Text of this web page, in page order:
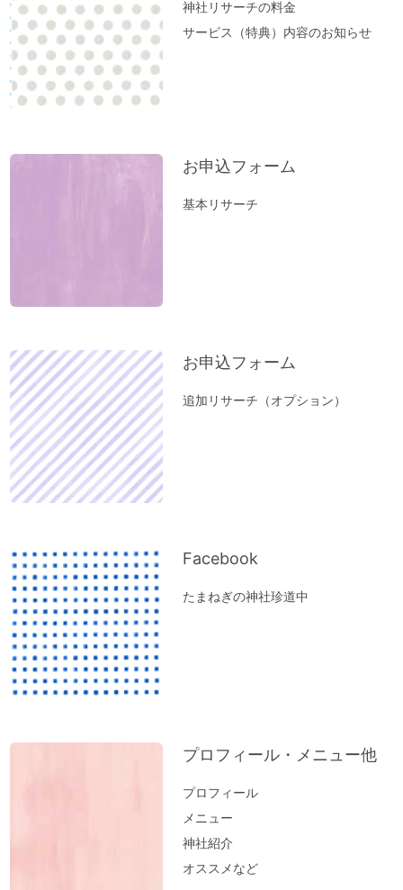
も祈願した「方違神社」＠大阪
方位除けへ行ってきました（１）方位取り
の時間がない方に。
家族のモメ事は、しあわせのチャンス。
お薬出しすぎニッポン。全部やめたら元気
立春前に「断捨離」を。
新年おめでとうございます：2023年開運
オルゴール療法の音
「初詣」もいいけれど、年内に参拝するの
が吉。「年末詣」「大祓（おおはらえ）」
のススメ。
お寺を浄化する「お寺ヒーリング」はじめ
ました。
体調の悪い方にオススメ「オルゴール療法
『限りある時間の使い方』～実家の断捨離
で思うこと
ペットヒーリング（お散歩コースに霊体さ
んがいるとフリーズするワンコ）
実家の断捨離（食器棚編）
神社のヒーリング（浄化）～山形・秋田の
実家の断捨離（冷蔵庫編）
邪気の出し方～足裏トントン
「難」がないのは「無難な人生」
開運おそうじ（洗濯編）部屋干しのニオイ
医師が解説するオルゴール療法「ひびきが
神社リサーチの料金
サービス（特典）内容のお知らせ
お申込フォーム
基本リサーチ
お申込フォーム
追加リサーチ（オプション）
Facebook
たまねぎの神社珍道中
プロフィール・メニュー他
プロフィール
メニュー
神社紹介
オススメなど